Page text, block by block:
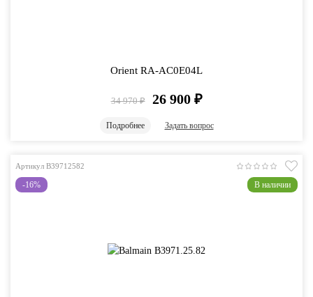
Orient RA-AC0E04L
34 970 ₽ 26 900 ₽
Подробнее Задать вопрос
Артикул B39712582
-16% В наличии